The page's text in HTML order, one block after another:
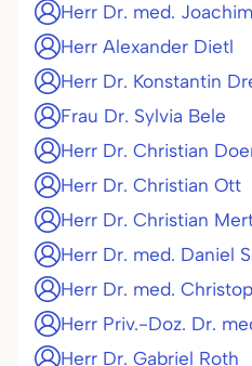
Herr Dr. med.
Herr Alexander Dietl
Herr Dr. Konstantin
Frau Dr. Sylvia Bele
Herr Dr. Christian
Herr Dr. Christian Ott
Herr Dr. Christian
Herr Dr. med. Daniel
Herr Dr. med.
Herr Priv.-Doz. Dr.
Herr Dr. Gabriel Roth